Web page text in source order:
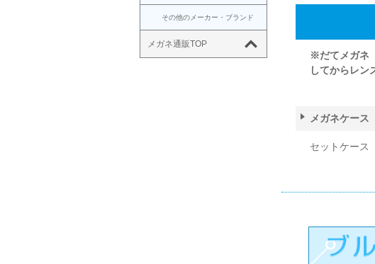
その他のメーカー・ブランド
メガネ通販TOP
※だてメガネ
してからレン
メガネケース
セットケース